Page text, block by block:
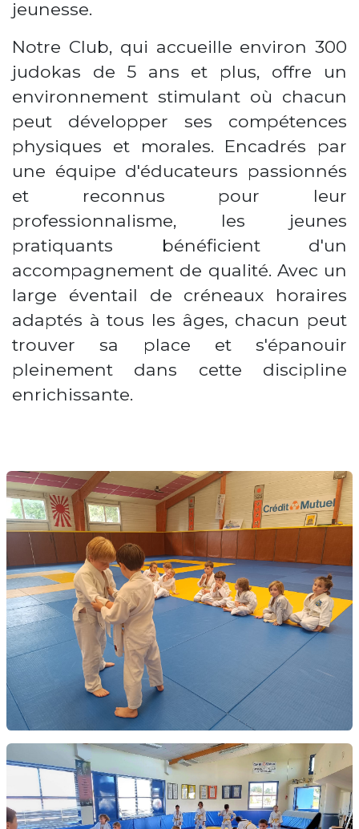
jeunesse.
Notre Club, qui accueille environ 300
judokas de 5 ans et plus, offre un
environnement stimulant où chacun
peut développer ses compétences
physiques et morales. Encadrés par
une équipe d'éducateurs passionnés
et reconnus pour leur
professionnalisme, les jeunes
pratiquants bénéficient d'un
accompagnement de qualité. Avec un
large éventail de créneaux horaires
adaptés à tous les âges, chacun peut
trouver sa place et s'épanouir
pleinement dans cette discipline
enrichissante.